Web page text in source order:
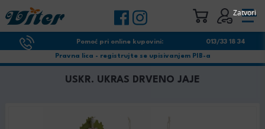
Pomoć pri online kupovini: 013/33 18 34
Pravna lica - registrujte se upisivanjem PIB-a
USKR. UKRAS DRVENO JAJE
Zatvori